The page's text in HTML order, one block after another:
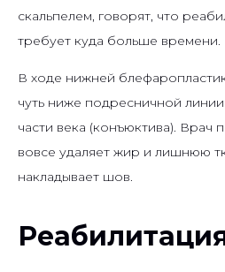
скальпелем, говорят, что
требует куда больше времени.
В ходе нижней
чуть ниже подресничной
части века (конъюктива). Врач
вовсе удаляет жир и лишнюю
накладывает шов.